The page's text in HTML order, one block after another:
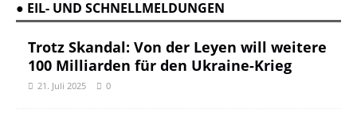
● EIL- UND SCHNELLMELDUNGEN
Trotz Skandal: Von der Leyen will weitere
100 Milliarden für den Ukraine-Krieg
21. Juli 2025 0